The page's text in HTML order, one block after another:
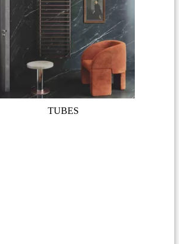
TUBES